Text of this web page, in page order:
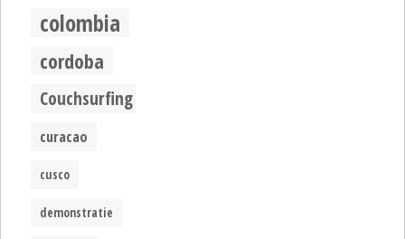
colombia
cordoba
Couchsurfing
curacao
cusco
demonstratie